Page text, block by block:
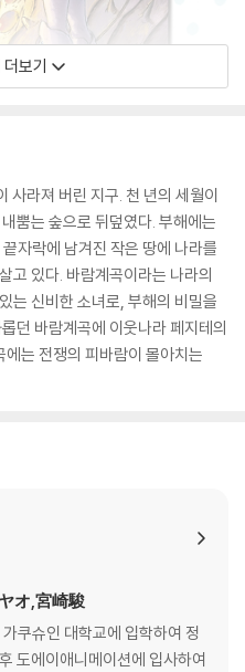
보기
사라져 버린 지구. 천 년의 세월이
뿜는 숲으로 뒤덮였다. 부해에는
자락에 남겨진 작은 땅에 나라를
고 있다. 바람계곡이라는 나라의
는 신비한 소녀로, 부해의 비밀을
던 바람계곡에 이웃나라 페지테의
는 전쟁의 피바람이 몰아치는
オ,宮崎駿
쿠슈인 대학교에 입학하여 정
도에이애니메이션에 입사하여